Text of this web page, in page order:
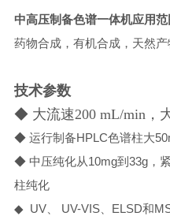
中高压制备色谱一体机应用范
药物合成，有机合成，天然
技术参数
◆ 大流速200 mL/min，
◆ 运行制备HPLC色谱柱大
◆ 中压纯化从10mg到33g，
柱纯化
◆ UV、 UV-VIS、ELSD和